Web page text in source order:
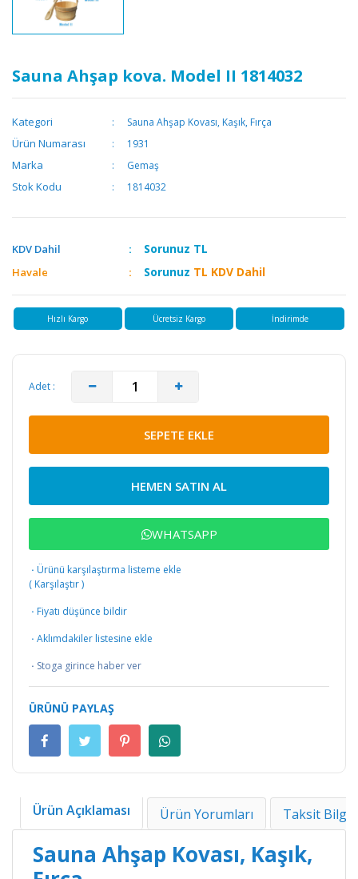
Sauna Ahşap kova. Model II 1814032
Kategori Sauna Ahşap Kovası, Kaşık, Fırça
Ürün Numarası 1931
Marka Gemaş
Stok Kodu 1814032
KDV Dahil Sorunuz TL
Havale Sorunuz TL KDV Dahil
Hızlı Kargo Ücretsiz Kargo İndirimde
Adet :
SEPETE EKLE
HEMEN SATIN AL
WHATSAPP
· Ürünü karşılaştırma listeme ekle
( Karşılaştır)
· Fiyatı düşünce bildir
· Aklımdakiler listesine ekle
· Stoga girince haber ver
ÜRÜNÜ PAYLAŞ
Ürün Açıklaması Ürün Yorumları Taksit
Sauna Ahşap Kovası, Kaşık,